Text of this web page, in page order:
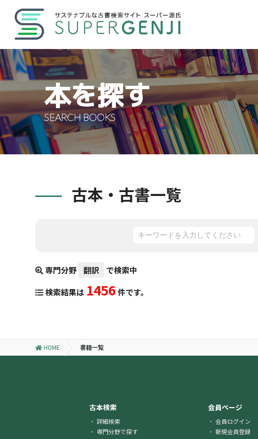
本を探す
SEARCH BOOKS
古本・古書一覧
専門分野 翻訳
で検索中
検索結果は 1456 件です。
HOME 書籍一覧
古本検索
詳細検索
専門分野で探す
会員ページ
会員ログイン
新規会員登録